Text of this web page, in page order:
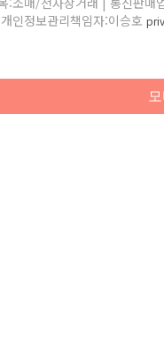
인정보관리책임자:이승호